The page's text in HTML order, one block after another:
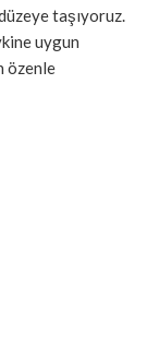
taşıyoruz.
uygun
özenle